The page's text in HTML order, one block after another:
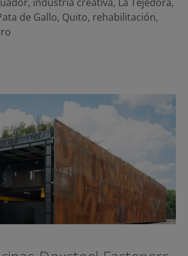
de Gallo, Quito, rehabilitación,